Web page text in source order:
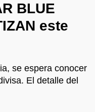
BLUE
este
se espera conocer
El detalle del